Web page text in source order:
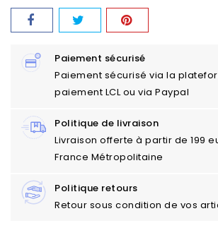
Paiement sécurisé
Paiement sécurisé via la
paiement LCL ou via Paypal
Politique de livraison
Livraison offerte à partir de 199
France Métropolitaine
Politique retours
Retour sous condition de vos